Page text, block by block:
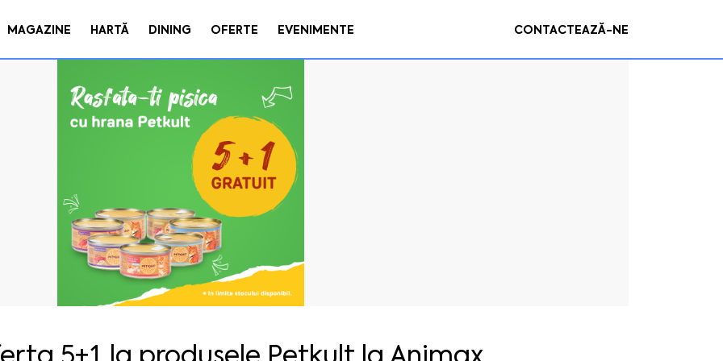
MAGAZINE HARTĂ DINING OFERTE EVENIMENTE CONTACTEAZĂ-NE